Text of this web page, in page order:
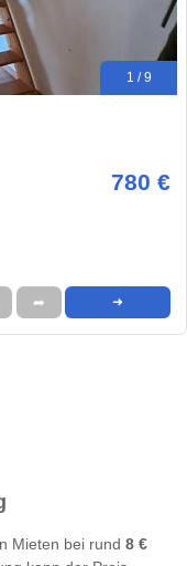
1 / 9
780 €
➦ ➜
Mieten bei rund 8 €